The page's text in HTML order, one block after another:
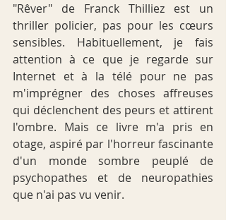
"Rêver" de Franck Thilliez est un
thriller policier, pas pour les cœurs
sensibles. Habituellement, je fais
attention à ce que je regarde sur
Internet et à la télé pour ne pas
m'imprégner des choses affreuses
qui déclenchent des peurs et attirent
l'ombre. Mais ce livre m'a pris en
otage, aspiré par l'horreur fascinante
d'un monde sombre peuplé de
psychopathes et de neuropathies
que n'ai pas vu venir.